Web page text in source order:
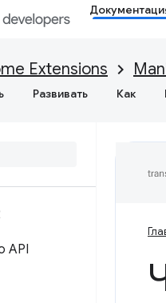
Extensions
Развивать Как
API